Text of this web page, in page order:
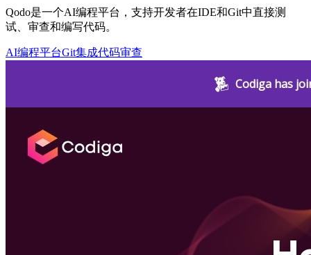
Qodo是一个AI编程平台，支持开发者在IDE和Git中直接测
试、审查和编写代码。
AI编程平台Git集成代码审查